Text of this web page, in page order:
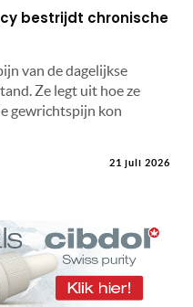
bestrijdt chronische
van de dagelijkse
Ze legt uit hoe ze
gewrichtspijn kon
21 juli 2026